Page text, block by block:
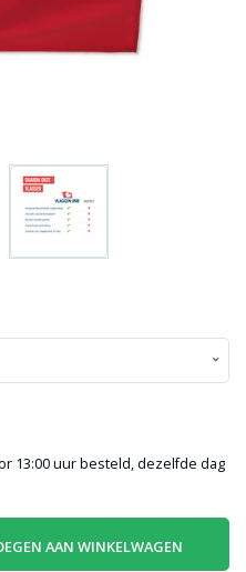
13:00 uur besteld, dezelfde dag
AAN WINKELWAGEN